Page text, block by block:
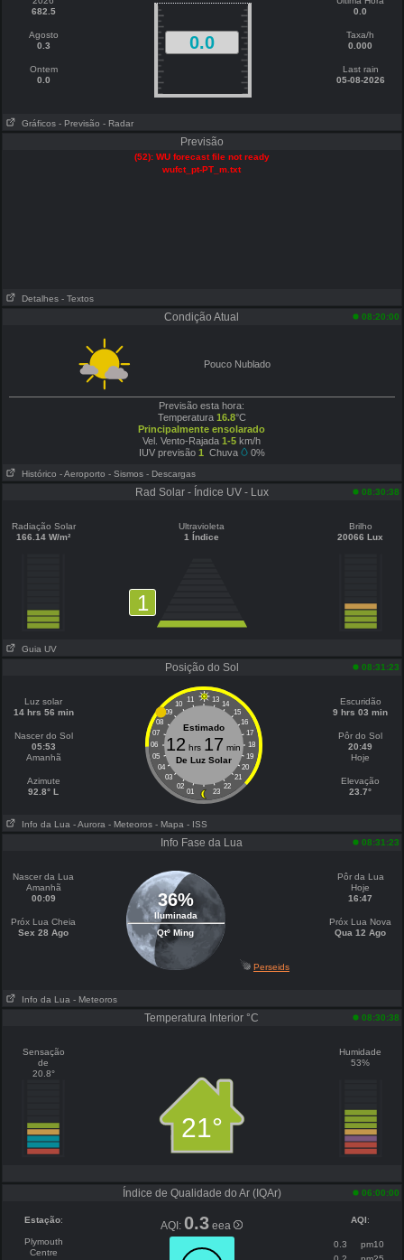
682.5
Agosto
0.3
Ontem
0.0
0.0
0.0
Taxa/h
0.000
Last rain
05-08-2026
Gráficos - Previsão - Radar
Previsão
(52): WU forecast file not ready
wufct_pt-PT_m.txt
Detalhes - Textos
Condição Atual 08:20:00
Pouco Nublado
Previsão esta hora:
Temperatura 16.8°C
Principalmente ensolarado
Vel. Vento-Rajada 1-5 km/h
IUV previsão 1 Chuva 0%
Histórico - Aeroporto - Sismos - Descargas
Rad Solar - Índice UV - Lux 08:30:38
Radiação Solar
166.14 W/m²
Ultravioleta
1 Índice
1
Brilho
20066 Lux
Guia UV
Posição do Sol 08:31:23
Luz solar
14 hrs 56 min
Nascer do Sol
05:53
Amanhã
Azimute
92.8° L
11 13
10
14
09
15
08
16
07
17
06
18
05
19
04
20
03
21
02
22
01 23
Estimado
12 hrs 17 min
De Luz Solar
Escuridão
9 hrs 03 min
Pôr do Sol
20:49
Hoje
Elevação
23.7°
Info da Lua - Aurora - Meteoros - Mapa - ISS
Info Fase da Lua 08:31:23
Nascer da Lua
Amanhã
00:09
Próx Lua Cheia
Sex 28 Ago
36%
Iluminada
Qtº Ming
Pôr da Lua
Hoje
16:47
Próx Lua Nova
Qua 12 Ago
Perseids
Info da Lua - Meteoros
Temperatura Interior °C 08:30:38
Sensação
de
20.8°
21°
Humidade
53%
Índice de Qualidade do Ar (IQAr) 06:00:00
Estação:
Plymouth
Centre
AQI:0.3 eea AQI:
0.3
pm10